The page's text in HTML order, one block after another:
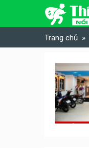
Skip to content
Trang chủ